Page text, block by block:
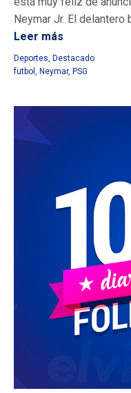
Neymar Jr. El delantero
Leer más
Deportes, Destacado
futbol , Neymar, PSG